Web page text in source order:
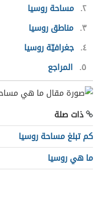
٢ مساحة روسيا
٣ مناطق روسيا
٤ جغرافيّة روسيا
٥
المراجع
ذات صلة
كم تبلغ مساحة روسيا
ما هي روسيا